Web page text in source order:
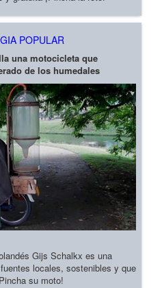
POPULAR
una motocicleta que
de los humedales
Gijs Schalkx es una
locales, sostenibles y que
su moto!